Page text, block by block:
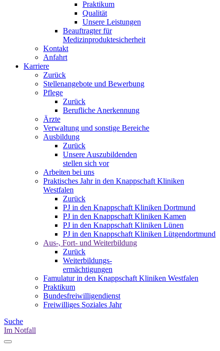
Praktikum
Qualität
Unsere Leistungen
Beauftragter für
Medizinproduktesicherheit
Kontakt
Anfahrt
Karriere
Zurück
Stellenangebote und Bewerbung
Pflege
Zurück
Berufliche Anerkennung
Ärzte
Verwaltung und sonstige Bereiche
Ausbildung
Zurück
Unsere Auszubildenden
stellen sich vor
Arbeiten bei uns
Praktisches Jahr in den Knappschaft Kliniken
Westfalen
Zurück
PJ in den Knappschaft Kliniken Dortmund
PJ in den Knappschaft Kliniken Kamen
PJ in den Knappschaft Kliniken Lünen
PJ in den Knappschaft Kliniken Lütgendortmund
Aus-, Fort- und Weiterbildung
Zurück
Weiterbildungs-
ermächtigungen
Famulatur in den Knappschaft Kliniken Westfalen
Praktikum
Bundesfreiwilligendienst
Freiwilliges Soziales Jahr
Suche
Im Notfall